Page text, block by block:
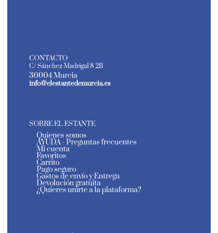
CONTACTO
C/ Sánchez Madrigal 8 2B
30004 Murcia
info@elestantedemurcia.es
SOBRE EL ESTANTE
Quienes somos
AYUDA - Preguntas frecuentes
Mi cuenta
Favoritos
Carrito
Pago seguro
Gastos de envío y Entrega
Devolución gratuita
¿Quieres unirte a la plataforma?